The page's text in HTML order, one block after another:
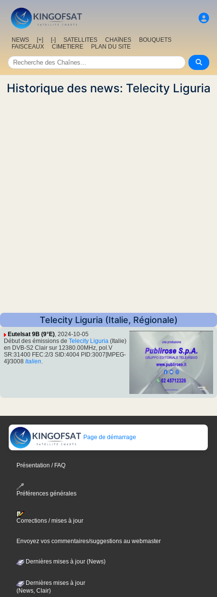
NEWS [+] [-] SATELLITES CHAîNES
BOUQUETS
FAISCEAUX
CIMETIERE PLAN DU SITE
Historique des news: Telecity Liguria
Telecity Liguria (Italie, Régionale)
Eutelsat 9B (9°E), 2024-10-05
Début des émissions de Telecity Liguria (Italie)
en DVB-S2 Clair sur 12380.00MHz, pol.V
SR:31400 FEC:2/3 SID:4004 PID:3007[MPEG-
4]/3008 Italien.
Page de démarrage
Présentation / FAQ
Préférences générales
Corrections / mises à jour
Envoyez vos commentaires/suggestions au webmaster
Dernières mises à jour (News)
Dernières mises à jour
(News, Clair)